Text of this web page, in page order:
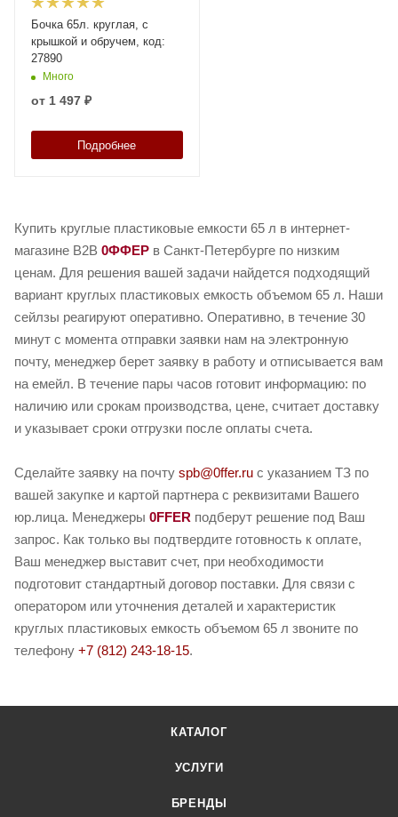
Бочка 65л. круглая, с
крышкой и обручем, код:
27890
Много
от 1 497 ₽
Подробнее
Купить круглые пластиковые емкости 65 л в интернет-
магазине B2B 0ФФЕР в Санкт-Петербурге по низким
ценам. Для решения вашей задачи найдется подходящий
вариант круглых пластиковых емкость объемом 65 л. Наши
сейлзы реагируют оперативно. Оперативно, в течение 30
минут с момента отправки заявки нам на электронную
почту, менеджер берет заявку в работу и отписывается вам
на емейл. В течение пары часов готовит информацию: по
наличию или срокам производства, цене, считает доставку
и указывает сроки отгрузки после оплаты счета.
Сделайте заявку на почту spb@0ffer.ru с указанием ТЗ по
вашей закупке и картой партнера с реквизитами Вашего
юр.лица. Менеджеры 0FFER подберут решение под Ваш
запрос. Как только вы подтвердите готовность к оплате,
Ваш менеджер выставит счет, при необходимости
подготовит стандартный договор поставки. Для связи с
оператором или уточнения деталей и характеристик
круглых пластиковых емкость объемом 65 л звоните по
телефону +7 (812) 243-18-15.
КАТАЛОГ
УСЛУГИ
БРЕНДЫ